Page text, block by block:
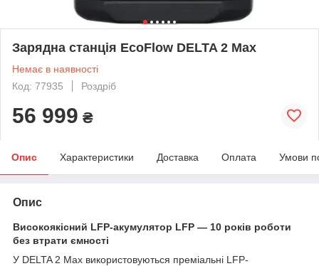
Зарядна станція EcoFlow DELTA 2 Max
Немає в наявності
Код: 77935
Роздріб
56 999 ₴
Опис Характеристики Доставка Оплата Умови
Опис
Високоякісний LFP-акумулятор LFP — 10 років роботи
без втрати ємності
У DELTA 2 Max використовуються преміальні LFP-